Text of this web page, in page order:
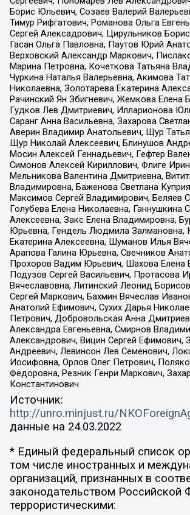
Борис Юльевич, Созаев Валерий
Тимур Рифгатович, Романова Ольга
Сергей Алексадрович, Цирульников
Гасан Ольга Павловна, Паутов Юрий
Верховский Александр Маркович,
Марина Петровна, Кочеткова Татьяна
Чуркина Наталья Валерьевна, Акимова
Николаевна, Золотарева Екатерина
Рачинский Ян Збигневич, Жемкова Елена
Гудков Лев Дмитриевич, Илларионова
Саранг Анна Васильевна, Захарова
Аверин Владимир Анатольевич, Щур
Щур Николай Алексеевич, Блинушов
Мосин Алексей Геннадьевич, Гефтер
Симонов Алексей Кириллович, Флиге
Мельникова Валентина Дмитриевна,
Владимировна, Баженова Светлана
Максимов Сергей Владимирович, Беляев
Голубева Елена Николаевна, Ганнушкина
Алексеевна, Закс Елена Владимировна,
Юрьевна, Гендель Людмила Залмановна,
Екатерина Алексеевна, Шуманов Илья
Арапова Галина Юрьевна, Свечников
Прохоров Вадим Юрьевич, Шахова Елена
Подузов Сергей Васильевич, Протасова
Вячеславовна, Литинский Леонид
Сергей Маркович, Бахмин Вячеслав
Анатолий Ефимович, Сухих Дарья
Петрович, Добровольская Анна
Александра Евгеньевна, Смирнов
Александрович, Вицин Сергей Ефимович,
Андреевич, Левинсон Лев Семенович,
Иосифовна, Орлов Олег Петрович,
Федоровна, Резник Генри Маркович,
Константинович
Источник:
http://unro.minjust.ru/
данные на 24.03.2022
* Единый федеральный список
том числе иностранных и
организаций, признанных в
законодательством Российской
террористическими: